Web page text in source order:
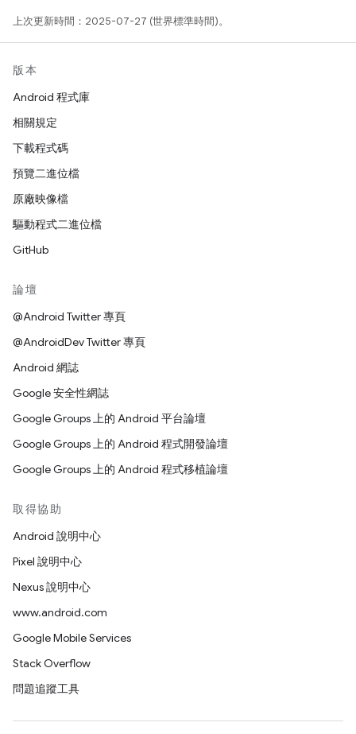
上次更新時間：2025-07-27 (世界標準時間)。
版本
Android 程式庫
相關規定
下載程式碼
預覽二進位檔
原廠映像檔
驅動程式二進位檔
GitHub
論壇
@Android Twitter 專頁
@AndroidDev Twitter 專頁
Android 網誌
Google 安全性網誌
Google Groups 上的 Android 平台論壇
Google Groups 上的 Android 程式開發論壇
Google Groups 上的 Android 程式移植論壇
取得協助
Android 說明中心
Pixel 說明中心
Nexus 說明中心
www.android.com
Google Mobile Services
Stack Overflow
問題追蹤工具